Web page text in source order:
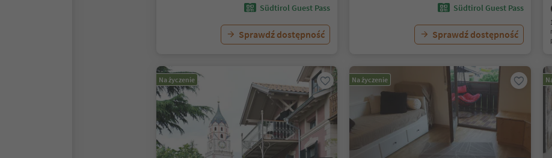
Südtirol Guest Pass
Sprawdź dostępność
Südtirol Guest Pass
Sprawdź dostępność
Na życzenie Na życzenie